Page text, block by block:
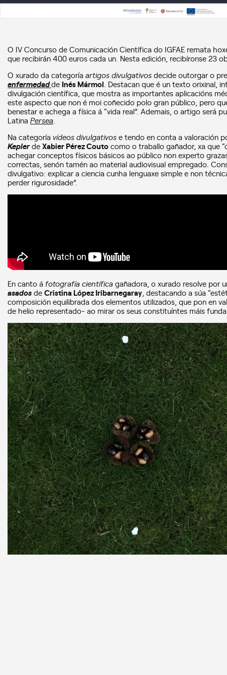
O IV Concurso de Comunicación Científica do IGFAE remata
que recibirán 400 euros cada un. Nesta edición, recibíronse 23
O xurado da categoríaartigos divulgativosdecide outorgar o
enfermedadde Inés Mármol. Destacan que é un texto orixinal,
divulgación científica, que mostra as importantes aplicacións
este aspecto que non é moi coñecido polo gran público, pero
benestar e achega a física á “vida real”. Ademais, o artigo será
LatinaPersea.
Na categoríavídeos divulgativose tendo en conta a valoración
KeplerdeXabier Pérez Coutocomo o traballo gañador, xa que
achegar conceptos físicos básicos ao público non experto
correctas, senón tamén ao material audiovisual empregado.
divulgativo: explicar a ciencia cunha lenguaxe simple e non
perder rigurosidade”.
En canto áfotografía científicagañadora, o xurado resolve por
asadosdeCristina López Iribarnegaray, destacando a súa
composición equilibrada dos elementos utilizados, que pon en
de helio representado‒ ao mirar os seus constituíntes máis